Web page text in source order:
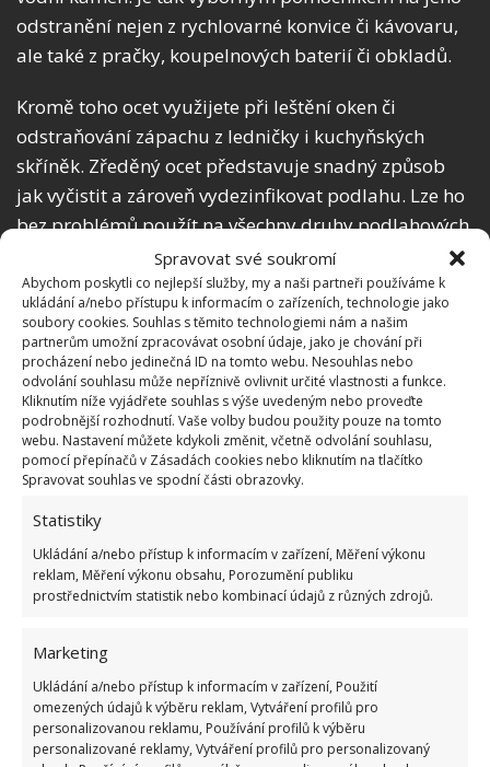
Spravovat své soukromí
Abychom poskytli co nejlepší služby, my a naši partneři používáme k
ukládání a/nebo přístupu k informacím o zařízeních, technologie jako
soubory cookies. Souhlas s těmito technologiemi nám a našim
partnerům umožní zpracovávat osobní údaje, jako je chování při
procházení nebo jedinečná ID na tomto webu. Nesouhlas nebo
odvolání souhlasu může nepříznivě ovlivnit určité vlastnosti a funkce.
Kliknutím níže vyjádřete souhlas s výše uvedeným nebo proveďte
podrobnější rozhodnutí. Vaše volby budou použity pouze na tomto
webu. Nastavení můžete kdykoli změnit, včetně odvolání souhlasu,
pomocí přepínačů v Zásadách cookies nebo kliknutím na tlačítko
Spravovat souhlas ve spodní části obrazovky.
Statistiky
Ukládání a/nebo přístup k informacím v zařízení, Měření výkonu
reklam, Měření výkonu obsahu, Porozumění publiku
prostřednictvím statistik nebo kombinací údajů z různých zdrojů.
Marketing
Ukládání a/nebo přístup k informacím v zařízení, Použití
omezených údajů k výběru reklam, Vytváření profilů pro
personalizovanou reklamu, Používání profilů k výběru
personalizované reklamy, Vytváření profilů pro personalizovaný
odstranění nejen z rychlovarné konvice či kávovaru,
ale také z pračky, koupelnových baterií či obkladů.
Kromě toho ocet využijete při leštění oken či
odstraňování zápachu z ledničky i kuchyňských
skříněk. Zředěný ocet představuje snadný způsob
jak vyčistit a zároveň vydezinfikovat podlahu. Lze ho
bez problémů použít na všechny druhy podlahových
krytin. Octem se dobře odstraňují také některé
skvrny na oblečení, například ty od potu.
Citron nejen provoní, ale i zbaví
bakterií
Výhodou citronu je, že kromě nečistot odstraňuje i
nejrůznější škodlivé bakterie a choroboplodné
zárodky. To navíc v kombinaci se svou příjemnou
vůní, která zároveň pohlcuje případný nepříjemný
zápach.